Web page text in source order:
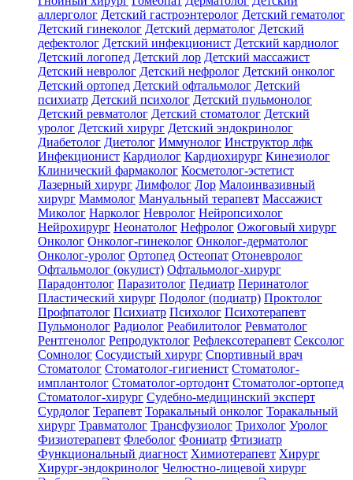
аллерголог Детский гастроэнтеролог Детский гематолог
Детский гинеколог Детский дерматолог Детский
дефектолог Детский инфекционист Детский кардиолог
Детский логопед Детский лор Детский массажист
Детский невролог Детский нефролог Детский онколог
Детский ортопед Детский офтальмолог Детский
психиатр Детский психолог Детский пульмонолог
Детский ревматолог Детский стоматолог Детский
уролог Детский хирург Детский эндокринолог
Диабетолог Диетолог Иммунолог Инструктор лфк
Инфекционист Кардиолог Кардиохирург Кинезиолог
Клинический фармаколог Косметолог-эстетист
Лазерный хирург Лимфолог Лор Малоинвазивный
хирург Маммолог Мануальный терапевт Массажист
Миколог Нарколог Невролог Нейропсихолог
Нейрохирург Неонатолог Нефролог Ожоговый хирург
Онколог Онколог-гинеколог Онколог-дерматолог
Онколог-уролог Ортопед Остеопат Отоневролог
Офтальмолог (окулист) Офтальмолог-хирург
Парадонтолог Паразитолог Педиатр Перинатолог
Пластический хирург Подолог (подиатр) Проктолог
Профпатолог Психиатр Психолог Психотерапевт
Пульмонолог Радиолог Реабилитолог Ревматолог
Рентгенолог Репродуктолог Рефлексотерапевт Сексолог
Сомнолог Сосудистый хирург Спортивный врач
Стоматолог Стоматолог-гигиенист Стоматолог-
имплантолог Стоматолог-ортодонт Стоматолог-ортопед
Стоматолог-хирург Судебно-медицинский эксперт
Сурдолог Терапевт Торакальный онколог Торакальный
хирург Травматолог Трансфузиолог Трихолог Уролог
Физиотерапевт Флеболог Фониатр Фтизиатр
Функциональный диагност Химиотерапевт Хирург
Хирург-эндокринолог Челюстно-лицевой хирург